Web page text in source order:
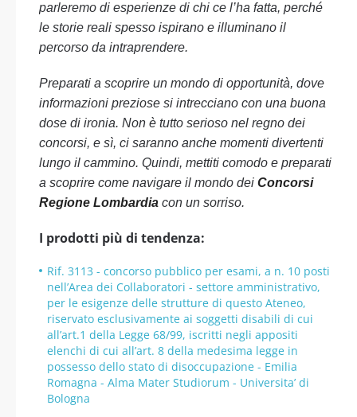
parleremo di esperienze di chi ce l’ha fatta, perché
le storie reali spesso ispirano e illuminano il
percorso da intraprendere.
Preparati a scoprire un mondo di opportunità, dove
informazioni preziose si intrecciano con una buona
dose di ironia. Non è tutto serioso nel regno dei
concorsi, e sì, ci saranno anche momenti divertenti
lungo il cammino. Quindi, mettiti comodo e preparati
a scoprire come navigare il mondo dei Concorsi
Regione Lombardia con un sorriso.
I prodotti più di tendenza:
Rif. 3113 - concorso pubblico per esami, a n. 10 posti
nell’Area dei Collaboratori - settore amministrativo,
per le esigenze delle strutture di questo Ateneo,
riservato esclusivamente ai soggetti disabili di cui
all’art.1 della Legge 68/99, iscritti negli appositi
elenchi di cui all’art. 8 della medesima legge in
possesso dello stato di disoccupazione - Emilia
Romagna - Alma Mater Studiorum - Universita’ di
Bologna